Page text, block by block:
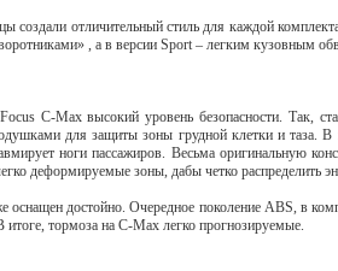
создали отличительный стиль для каждой
, а в версии Sport – легким кузовным
C-Max высокий уровень безопасности. Так,
для защиты зоны грудной клетки и таза.
ноги пассажиров. Весьма оригинальную
деформируемые зоны, дабы четко распределить
оснащен достойно. Очередное поколение ABS, в
итоге, тормоза на С-Мах легко прогнозируемые.